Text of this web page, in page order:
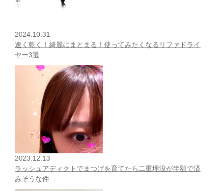
2024.10.31
速く乾く！綺麗にまとまる！使ってみたくなるリファドライ
ヤー3選
2023.12.13
ラッシュアディクトでまつげを育てたら二重埋没が半額で済
みそうな件